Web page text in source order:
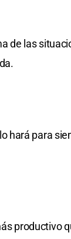
de las
hará para
productivo